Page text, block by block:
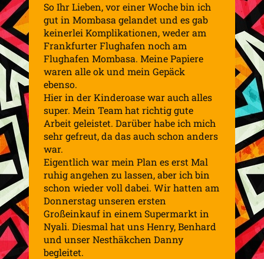
So Ihr Lieben, vor einer Woche bin ich
gut in Mombasa gelandet und es gab
keinerlei Komplikationen, weder am
Frankfurter Flughafen noch am
Flughafen Mombasa. Meine Papiere
waren alle ok und mein Gepäck
ebenso.
Hier in der Kinderoase war auch alles
super. Mein Team hat richtig gute
Arbeit geleistet. Darüber habe ich mich
sehr gefreut, da das auch schon anders
war.
Eigentlich war mein Plan es erst Mal
ruhig angehen zu lassen, aber ich bin
schon wieder voll dabei. Wir hatten am
Donnerstag unseren ersten
Großeinkauf in einem Supermarkt in
Nyali. Diesmal hat uns Henry, Benhard
und unser Nesthäkchen Danny
begleitet.